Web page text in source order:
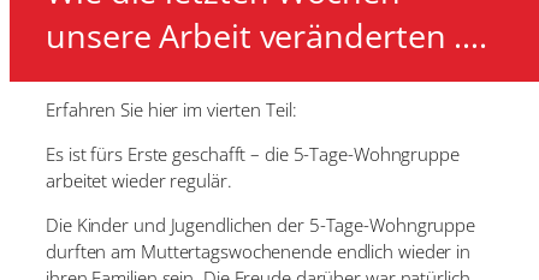
unsere Arbeit veränderten ….
Erfahren Sie hier im vierten Teil:
Es ist fürs Erste geschafft – die 5-Tage-Wohngruppe
arbeitet wieder regulär.
Die Kinder und Jugendlichen der 5-Tage-Wohngruppe
durften am Muttertagswochenende endlich wieder in